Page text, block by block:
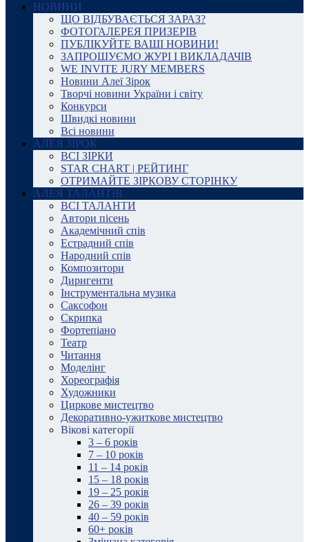
НОВИНИ
ЩО ВІДБУВАЄТЬСЯ ЗАРАЗ?
ФОТОГАЛЕРЕЯ ПРИЗЕРІВ
ПУБЛІКУЙТЕ ВАШІ НОВИНИ!
ЗАПРОШУЄМО ЖУРІ І ВИКЛАДАЧІВ
WE INVITE JURY MEMBERS
Новини Алеї Зірок
Творчі новини України і світу
Конкурси
Швидкі новини
Всі новини
АЛЕЯ ЗІРОК
ВСІ ЗІРКИ
STAR CHART | РЕЙТИНГ
ОТРИМАЙТЕ ЗІРКОВУ СТОРІНКУ
АЛЕЯ ТАЛАНТІВ
ВСІ ТАЛАНТИ
Автори пісень
Академічний спів
Естрадний спів
Народний спів
Композитори
Диригенти
Інструментальна музика
Саксофон
Скрипка
Фортепіано
Театр
Читання
Моделінг
Хореографія
Художники
Циркове мистецтво
Декоративно-ужиткове мистецтво
Вікові категорії
3 – 6 років
7 – 10 років
11 – 14 років
15 – 18 років
19 – 25 років
26 – 39 років
40 – 59 років
60+ років